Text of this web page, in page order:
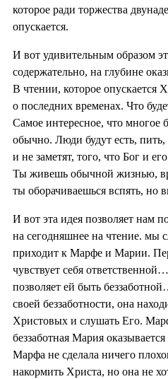
которое ради торжества
опускается.
И вот удивительным образом
содержательно, на глубине
В чтении, которое опускается
о последних временах. Что
Самое интересное, что многое
обычно. Люди будут есть,
и не заметят, того, что Бог и
Ты живешь обычной жизнью,
ты оборачиваешься вспять, но
И вот эта идея позволяет нам
на сегодняшнее на чтение. мы
приходит к Марфе и Марии.
чувствует себя
позволяет ей быть
своей беззаботности, она
Христовых и слушать Его.
беззаботная Мария
Марфа не сделала ничего
накормить Христа, но она не